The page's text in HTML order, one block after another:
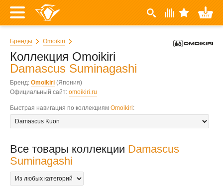
Бренды Omoikiri
Коллекция Omoikiri
Damascus Suminagashi
Бренд: Omoikiri (Япония)
Официальный сайт: omoikiri.ru
Быстрая навигация по коллекциям Omoikiri:
Все товары коллекции Damascus
Suminagashi